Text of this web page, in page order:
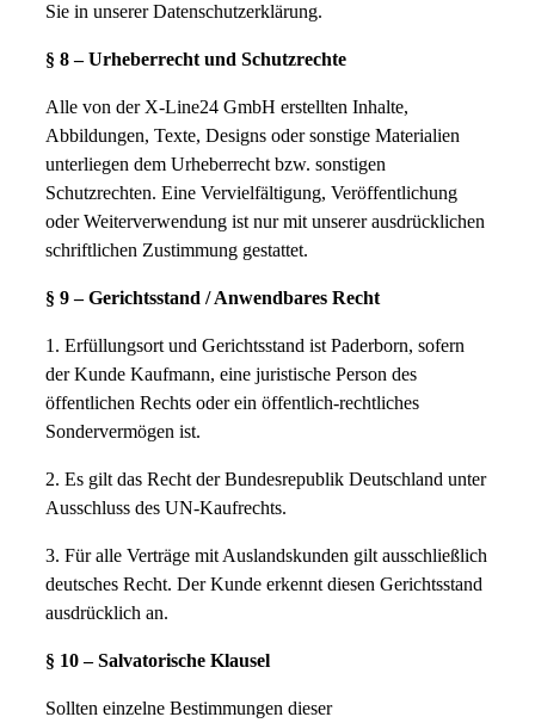
Sie in unserer Datenschutzerklärung.
§ 8 – Urheberrecht und Schutzrechte
Alle von der X-Line24 GmbH erstellten Inhalte,
Abbildungen, Texte, Designs oder sonstige Materialien
unterliegen dem Urheberrecht bzw. sonstigen
Schutzrechten. Eine Vervielfältigung, Veröffentlichung
oder Weiterverwendung ist nur mit unserer ausdrücklichen
schriftlichen Zustimmung gestattet.
§ 9 – Gerichtsstand / Anwendbares Recht
1. Erfüllungsort und Gerichtsstand ist Paderborn, sofern
der Kunde Kaufmann, eine juristische Person des
öffentlichen Rechts oder ein öffentlich-rechtliches
Sondervermögen ist.
2. Es gilt das Recht der Bundesrepublik Deutschland unter
Ausschluss des UN-Kaufrechts.
3. Für alle Verträge mit Auslandskunden gilt ausschließlich
deutsches Recht. Der Kunde erkennt diesen Gerichtsstand
ausdrücklich an.
§ 10 – Salvatorische Klausel
Sollten einzelne Bestimmungen dieser